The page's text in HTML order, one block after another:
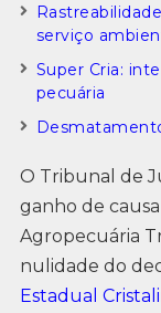
serviço
Super Cria:
pecuária
O Tribunal de
ganho de
Agropecuária
nulidade do
Estadual